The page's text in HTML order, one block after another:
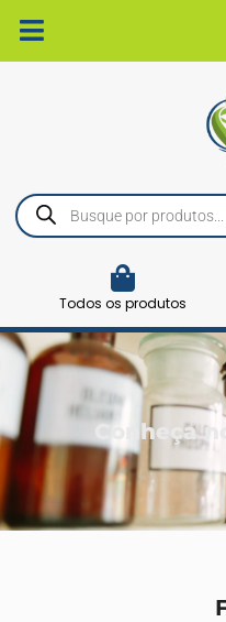
para
o
Pesquisar
produtos
Todos os produtos
Conheça